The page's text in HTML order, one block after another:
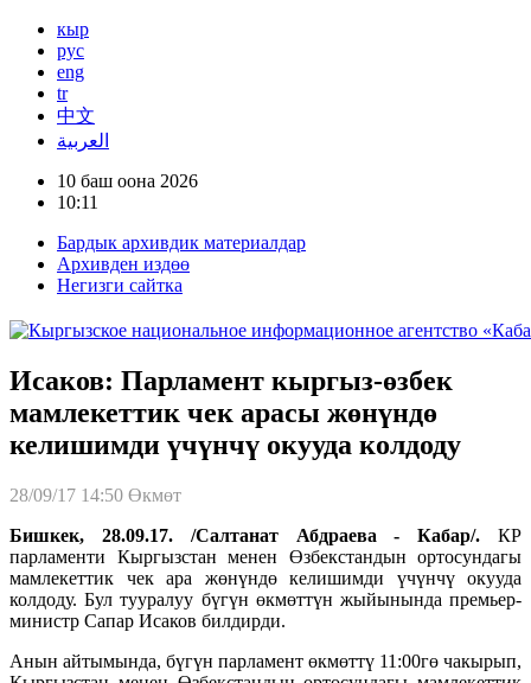
кыр
рус
eng
tr
中文
العربية
10 баш оона 2026
10:11
Бардык архивдик материалдар
Архивден издөө
Негизги сайтка
Исаков: Парламент кыргыз-өзбек
мамлекеттик чек арасы жөнүндө
келишимди үчүнчү окууда колдоду
28/09/17 14:50 Өкмөт
Бишкек, 28.09.17. /Салтанат Абдраева - Кабар/.
КР
парламенти Кыргызстан менен Өзбекстандын ортосундагы
мамлекеттик чек ара жөнүндө келишимди үчүнчү окууда
колдоду. Бул тууралуу бүгүн өкмөттүн жыйынында премьер-
министр Сапар Исаков билдирди.
Анын айтымында, бүгүн парламент өкмөттү 11:00гө чакырып,